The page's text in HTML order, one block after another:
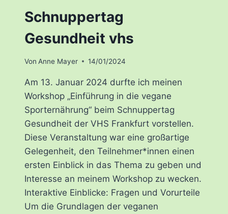
Schnuppertag
Gesundheit vhs
Von Anne Mayer 14/01/2024
Am 13. Januar 2024 durfte ich meinen
Workshop „Einführung in die vegane
Sporternährung“ beim Schnuppertag
Gesundheit der VHS Frankfurt vorstellen.
Diese Veranstaltung war eine großartige
Gelegenheit, den Teilnehmer*innen einen
ersten Einblick in das Thema zu geben und
Interesse an meinem Workshop zu wecken.
Interaktive Einblicke: Fragen und Vorurteile
Um die Grundlagen der veganen